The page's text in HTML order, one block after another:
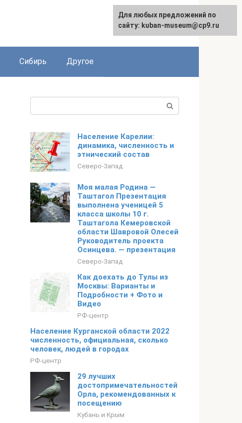
Сибирь Другое
Население Карелии:
динамика, численность и
этнический состав
Северо-Запад
Моя малая Родина —
Таштагол Презентация
выполнена ученицей 5
класса школы 10 г.
Таштагола Кемеровской
области Шавровой Олесей
Руководитель проекта
Осинцева. — презентация
Северо-Запад
Как доехать до Тулы из
Москвы: Варианты и
Подробности + Фото и
Видео
РФ-центр
Население Курганской области 2022
численность, официальная, сколько
человек, людей в городах
РФ-центр
29 лучших
достопримечательностей
Орла, рекомендованных к
посещению
Кубань и Крым
Для любых предложений по
сайту: kuban-museum@cp9.ru